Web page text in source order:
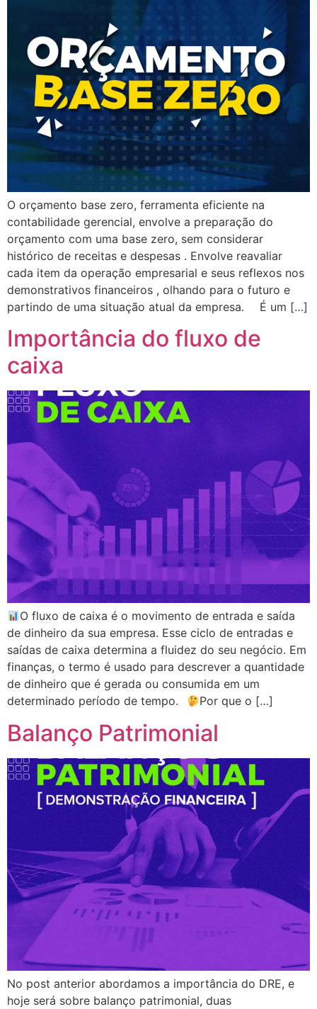
O orçamento base zero, ferramenta eficiente na
contabilidade gerencial, envolve a preparação do
orçamento com uma base zero, sem considerar
histórico de receitas e despesas . Envolve reavaliar
cada item da operação empresarial e seus reflexos nos
demonstrativos financeiros , olhando para o futuro e
partindo de uma situação atual da empresa. ⠀ É um […]
Importância do fluxo de
caixa
O fluxo de caixa é o movimento de entrada e saída
de dinheiro da sua empresa. Esse ciclo de entradas e
saídas de caixa determina a fluidez do seu negócio. Em
finanças, o termo é usado para descrever a quantidade
de dinheiro que é gerada ou consumida em um
determinado período de tempo.⠀
Por que o […]
Balanço Patrimonial
No post anterior abordamos a importância do DRE, e
hoje será sobre balanço patrimonial, duas